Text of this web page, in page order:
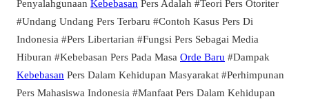
Penyalahgunaan Kebebasan Pers Adalah #Teori Pers Otoriter
#Undang Undang Pers Terbaru #Contoh Kasus Pers Di
Indonesia #Pers Libertarian #Fungsi Pers Sebagai Media
Hiburan #Kebebasan Pers Pada Masa Orde Baru #Dampak
Kebebasan Pers Dalam Kehidupan Masyarakat #Perhimpunan
Pers Mahasiswa Indonesia #Manfaat Pers Dalam Kehidupan